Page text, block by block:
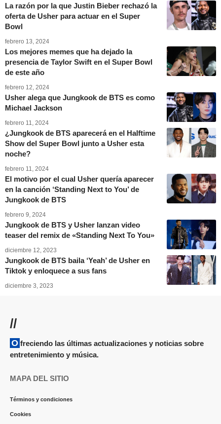
La razón por la que Justin Bieber rechazó la
oferta de Usher para actuar en el Super
Bowl
febrero 13, 2024
Los mejores memes que ha dejado la
presencia de Taylor Swift en el Super Bowl
de este año
febrero 12, 2024
Usher alega que Jungkook de BTS es como
Michael Jackson
febrero 11, 2024
¿Jungkook de BTS aparecerá en el Halftime
Show del Super Bowl junto a Usher esta
noche?
febrero 11, 2024
El motivo por el cual Usher quería aparecer
en la canción ‘Standing Next to You’ de
Jungkook de BTS
febrero 9, 2024
Jungkook de BTS y Usher lanzan video
teaser del remix de «Standing Next To You»
diciembre 12, 2023
Jungkook de BTS baila ‘Yeah’ de Usher en
Tiktok y enloquece a sus fans
diciembre 3, 2023
//
Ofreciendo las últimas actualizaciones y noticias sobre
entretenimiento y música.
MAPA DEL SITIO
Términos y condiciones
Cookies